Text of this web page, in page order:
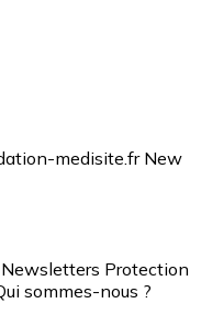
medisite.fr New
Newsletters Protection
sommes-nous ?